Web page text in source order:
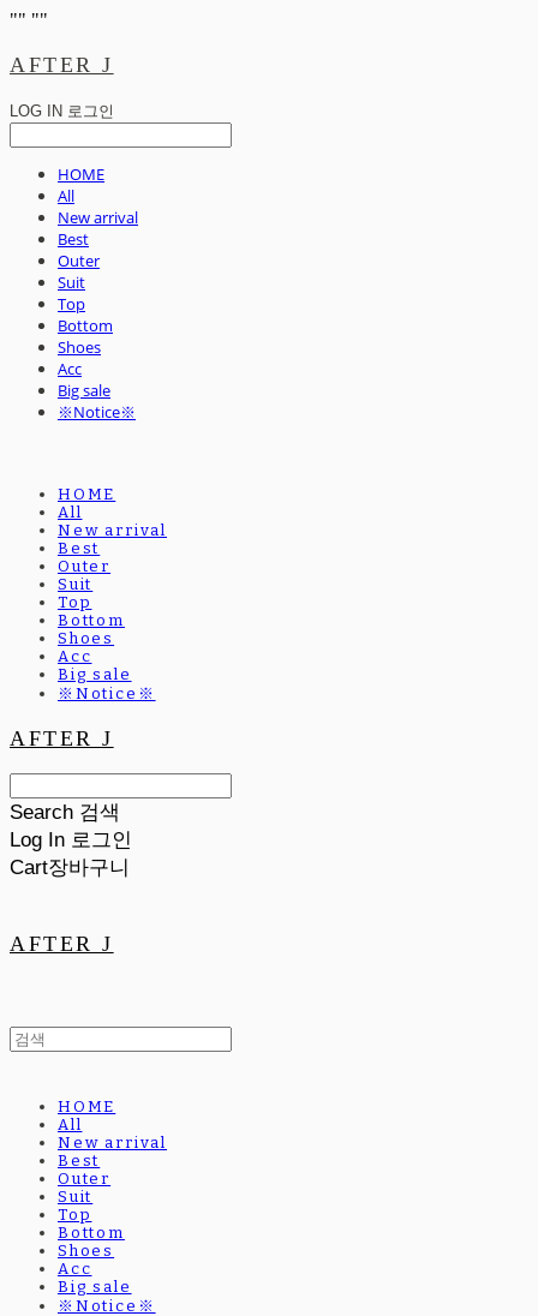
"" ""
AFTER J
LOG IN 로그인
HOME
All
New arrival
Best
Outer
Suit
Top
Bottom
Shoes
Acc
Big sale
※Notice※
HOME
All
New arrival
Best
Outer
Suit
Top
Bottom
Shoes
Acc
Big sale
※Notice※
AFTER J
Search 검색
Log In 로그인
Cart장바구니
AFTER J
HOME
All
New arrival
Best
Outer
Suit
Top
Bottom
Shoes
Acc
Big sale
※Notice※